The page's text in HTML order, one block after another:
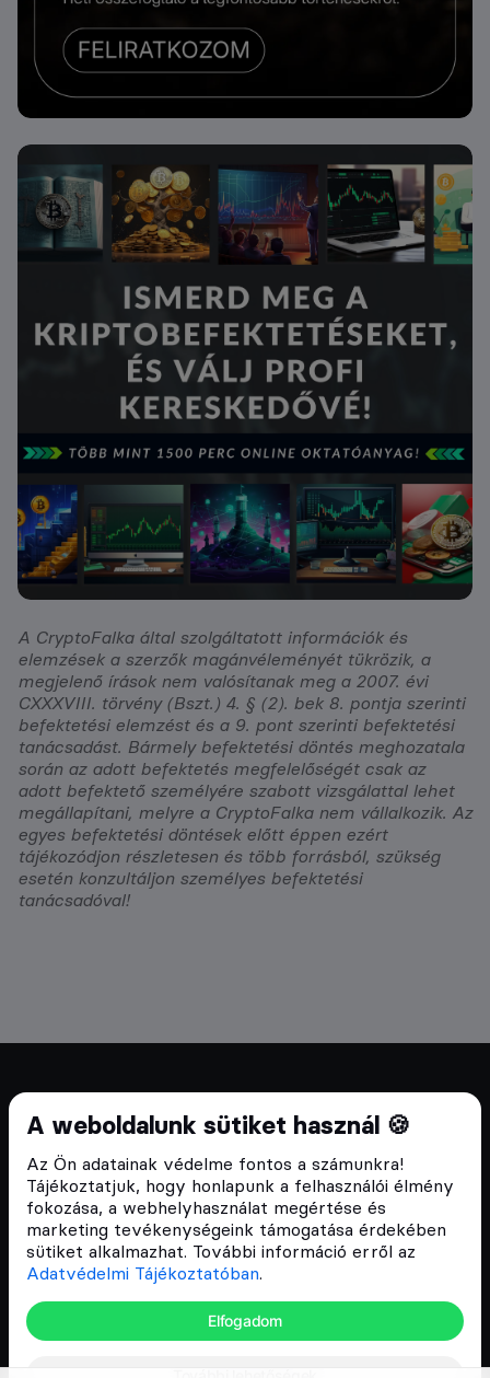
A weboldalunk sütiket használ 🍪
Az Ön adatainak védelme fontos a számunkra!
Tájékoztatjuk, hogy honlapunk a felhasználói élmény
fokozása, a webhelyhasználat megértése és
marketing tevékenységeink támogatása érdekében
sütiket alkalmazhat. További információ erről az
Adatvédelmi Tájékoztatóban.
Elfogadom
A CryptoFalka által szolgáltatott információk és
elemzések a szerzők magánvéleményét tükrözik, a
megjelenő írások nem valósítanak meg a 2007. évi
CXXXVIII. törvény (Bszt.) 4. § (2). bek 8. pontja szerinti
befektetési elemzést és a 9. pont szerinti befektetési
tanácsadást. Bármely befektetési döntés meghozatala
során az adott befektetés megfelelőségét csak az
adott befektető személyére szabott vizsgálattal lehet
megállapítani, melyre a CryptoFalka nem vállalkozik. Az
egyes befektetési döntések előtt éppen ezért
tájékozódjon részletesen és több forrásból, szükség
esetén konzultáljon személyes befektetési
tanácsadóval!
Cryptofalka 2018 óta
Szívünkön viseljük a blokklánc technológia
népszerűsítését Magyarországon, ezért 2018 óta a
Cryptofalka célja, hogy biztosítsa a hazai közösség
és vállalatok digitális oktatását és fejlődését.
Oldalak